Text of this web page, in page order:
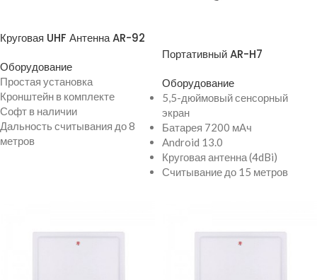
Круговая UHF Антенна AR-92
Оборудование
Простая установка
Кронштейн в комплекте
Софт в наличии
Дальность считывания до 8
метров
Портативный AR-H7
Оборудование
5,5-дюймовый сенсорный
экран
Батарея 7200 мАч
Android 13.0
Круговая антенна (4dBi)
Считывание до 15 метров